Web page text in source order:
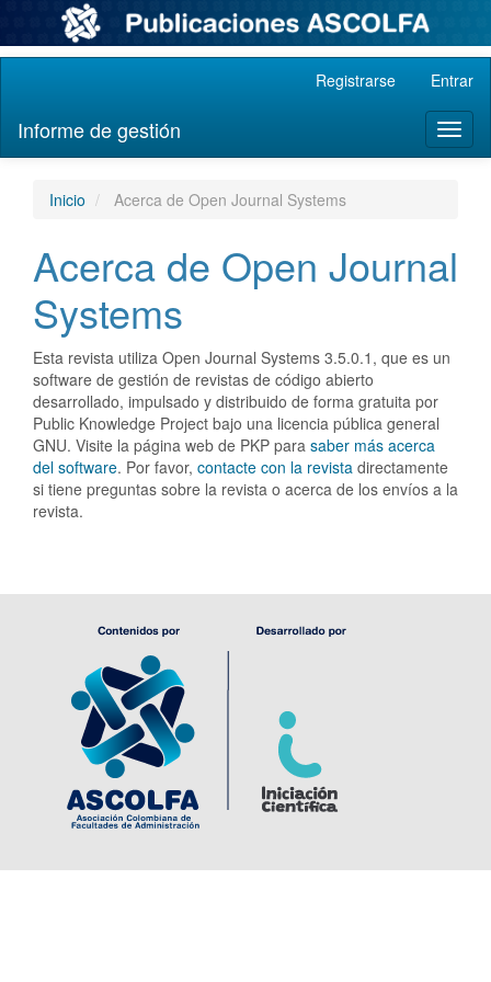
principal
Barra
Registrarse Entrar
Informe de gestión
Inicio Acerca de Open Journal Systems
Acerca de Open Journal
Systems
Esta revista utiliza Open Journal Systems 3.5.0.1, que es un
software de gestión de revistas de código abierto
desarrollado, impulsado y distribuido de forma gratuita por
Public Knowledge Project bajo una licencia pública general
GNU. Visite la página web de PKP para saber más acerca
del software. Por favor, contacte con la revista directamente
si tiene preguntas sobre la revista o acerca de los envíos a la
revista.